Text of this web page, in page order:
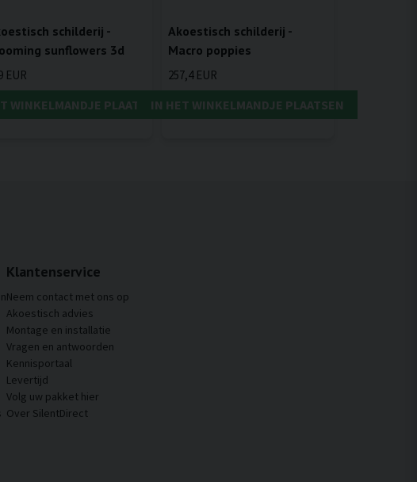
schilderij -
sunflowers 3d
EUR
WINKELMANDJE PLAATSEN
Akoestisch schilderij -
Macro poppies
257,4 EUR
IN HET WINKELMANDJE PLAATSEN
Klantenservice
Neem contact met ons op
Akoestisch advies
Montage en installatie
Vragen en antwoorden
Kennisportaal
Levertijd
Volg uw pakket hier
Over SilentDirect